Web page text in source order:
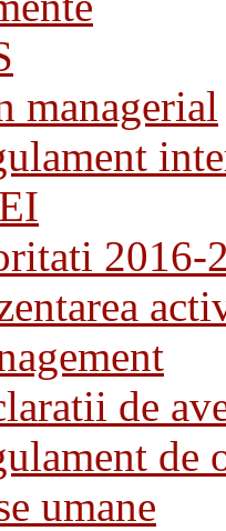
managerial
2016-
de
de
umane